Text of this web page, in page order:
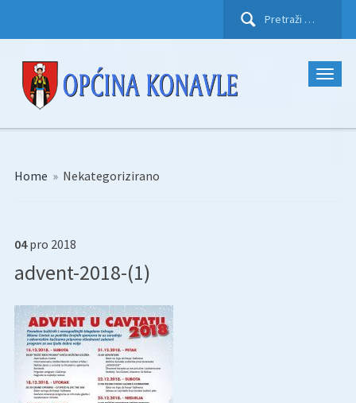
Pretraži:
Home » Nekategorizirano
04 pro 2018
advent-2018-(1)